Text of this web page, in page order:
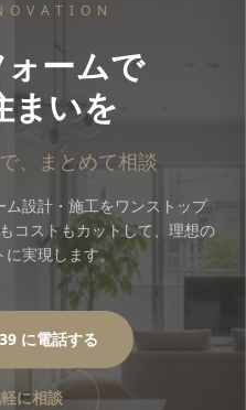
ームで
まいを
、まとめて相談
設計・施工をワンストップ
コストもカットして、理想の
実現します。
に電話する
に相談